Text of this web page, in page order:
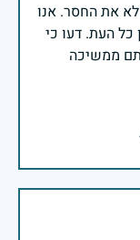
את החסר. אנו
כל העת. דעו כי
ממשיכה